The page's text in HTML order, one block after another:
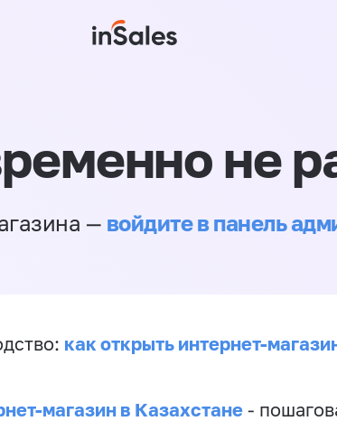
не
— войдите в панель
как открыть интернет-
магазин в Казахстане -